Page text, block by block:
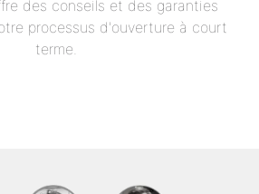
des conseils et des garanties
processus d'ouverture à court
terme.